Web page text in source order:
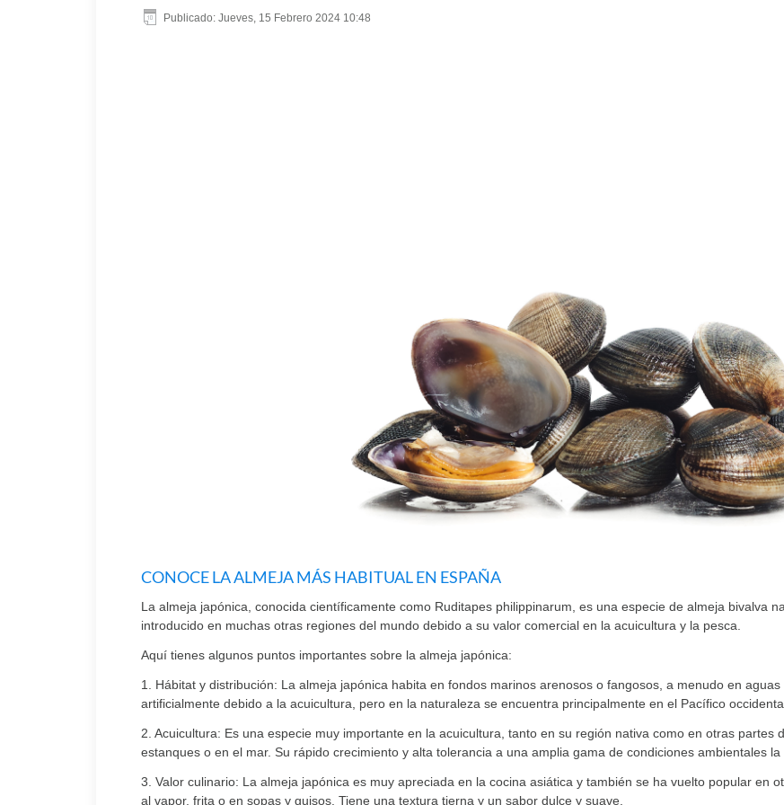
Publicado: Jueves, 15 Febrero 2024 10:48
CONOCE LA ALMEJA MÁS HABITUAL EN ESPAÑA
La almeja japónica, conocida científicamente como Ruditapes philippinarum, es una especie de almeja bivalva
introducido en muchas otras regiones del mundo debido a su valor comercial en la acuicultura y la pesca.
Aquí tienes algunos puntos importantes sobre la almeja japónica:
1. Hábitat y distribución: La almeja japónica habita en fondos marinos arenosos o fangosos, a menudo en
artificialmente debido a la acuicultura, pero en la naturaleza se encuentra principalmente en el Pacífico
2. Acuicultura: Es una especie muy importante en la acuicultura, tanto en su región nativa como en otras partes
estanques o en el mar. Su rápido crecimiento y alta tolerancia a una amplia gama de condiciones ambientales
3. Valor culinario: La almeja japónica es muy apreciada en la cocina asiática y también se ha vuelto popular en
al vapor, frita o en sopas y guisos. Tiene una textura tierna y un sabor dulce y suave.